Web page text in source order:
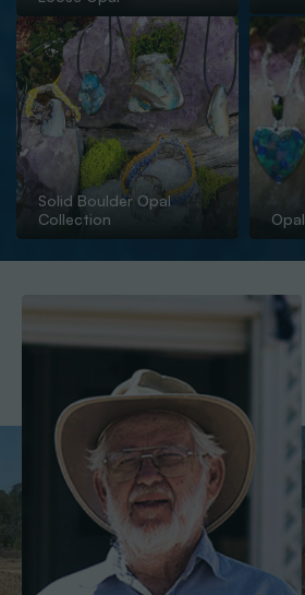
Solid Boulder Opal
Collection